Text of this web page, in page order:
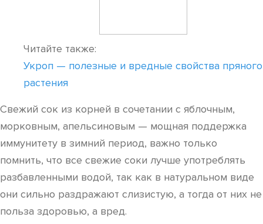
Читайте также:
Укроп — полезные и вредные свойства пряного
растения
Свежий сок из корней в сочетании с яблочным,
морковным, апельсиновым — мощная поддержка
иммунитету в зимний период, важно только
помнить, что все свежие соки лучше употреблять
разбавленными водой, так как в натуральном виде
они сильно раздражают слизистую, а тогда от них не
польза здоровью, а вред.